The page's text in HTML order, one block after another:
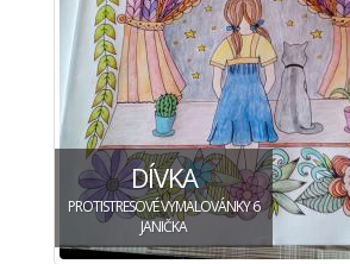
DÍVKA
PROTISTRESOVÉ VYMALOVÁNKY 6
JANIČKA